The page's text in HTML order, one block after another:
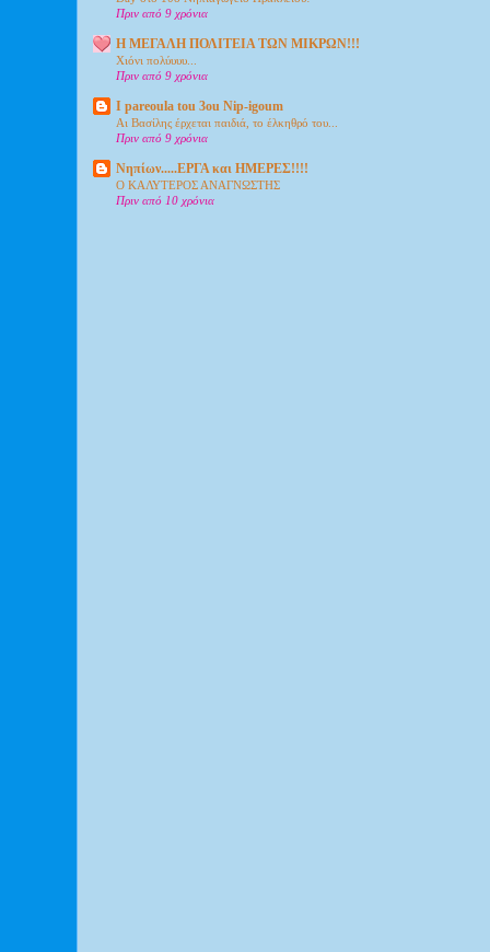
Πριν από 9 χρόνια
Η ΜΕΓΑΛΗ ΠΟΛΙΤΕΙΑ ΤΩΝ ΜΙΚΡΩΝ!!!
Xιόνι πολύυυυ...
Πριν από 9 χρόνια
I pareoula tou 3ou Nip-igoum
Αι Βασίλης έρχεται παιδιά, το έλκηθρό του...
Πριν από 9 χρόνια
Νηπίων.....ΕΡΓΑ και ΗΜΕΡΕΣ!!!!
Ο ΚΑΛΥΤΕΡΟΣ ΑΝΑΓΝΩΣΤΗΣ
Πριν από 10 χρόνια